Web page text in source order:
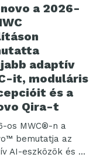
a 2026-
adaptív
it, moduláris
és a
Qira-t
os MWC®-n a
bemutatja az
AI-eszközök és az